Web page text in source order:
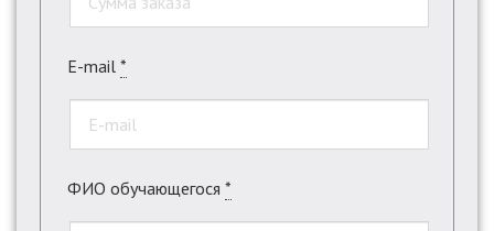
E-mail *
ФИО обучающегося *